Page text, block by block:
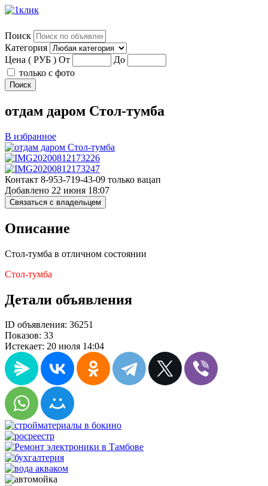
Поиск
Категория
Цена ( РУБ ) От
До
только с фото
Поиск
отдам даром Стол-тумба
В избранное
Контакт 8-953-719-43-09 только вацап
Добавлено 22 июня 18:07
Связаться с владельцем
Описание
Стол-тумба в отличном состоянии
Стол-тумба
Детали объявления
ID объявления: 36251
Показов: 33
Истекает: 20 июля 14:04